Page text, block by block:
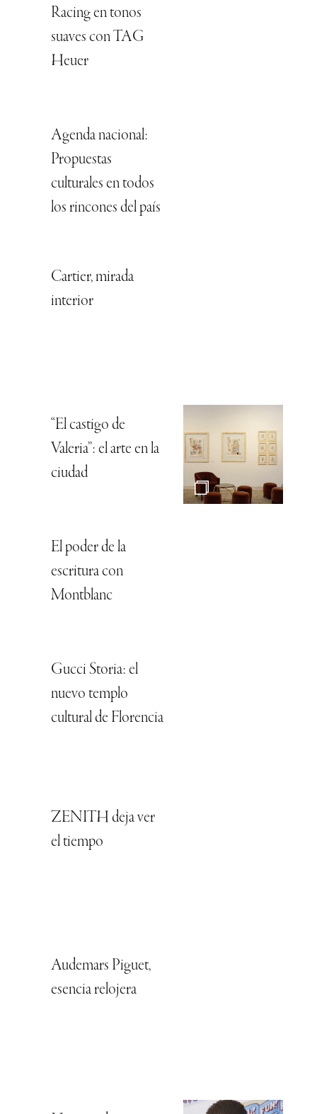
Racing en tonos
suaves con TAG
Heuer
Agenda nacional:
Propuestas
culturales en todos
los rincones del país
Cartier, mirada
interior
“El castigo de
Valeria”: el arte en la
ciudad
El poder de la
escritura con
Montblanc
Gucci Storia: el
nuevo templo
cultural de Florencia
ZENITH deja ver
el tiempo
Audemars Piguet,
esencia relojera